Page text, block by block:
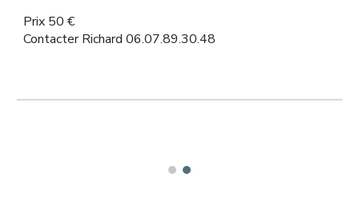
Prix 50 €
Contacter Richard 06.07.89.30.48